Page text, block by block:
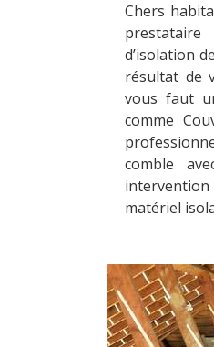
Chers
d’isolation
résultat de
vous faut
comme
comble
matériel